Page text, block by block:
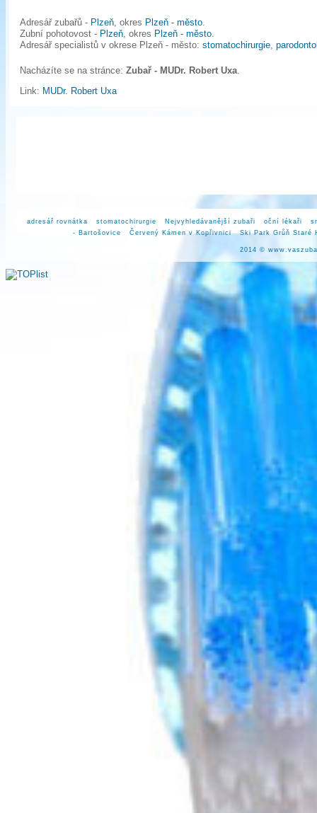
Adresář zubařů - Plzeň, okres Plzeň - město.
Zubní pohotovost - Plzeň, okres Plzeň - město.
Adresář specialistů v okrese Plzeň - město: stomatochirurgie,
Nacházíte se na stránce: Zubař - MUDr. Robert Uxa.
Link: MUDr. Robert Uxa
adresář rovnátka stomatochirurgie Nejvyhledávanější zubaři oční lékaři
- Bartošovice
Červený Kámen v Kopřivnici Ski Park Grůň Staré
2014 ©